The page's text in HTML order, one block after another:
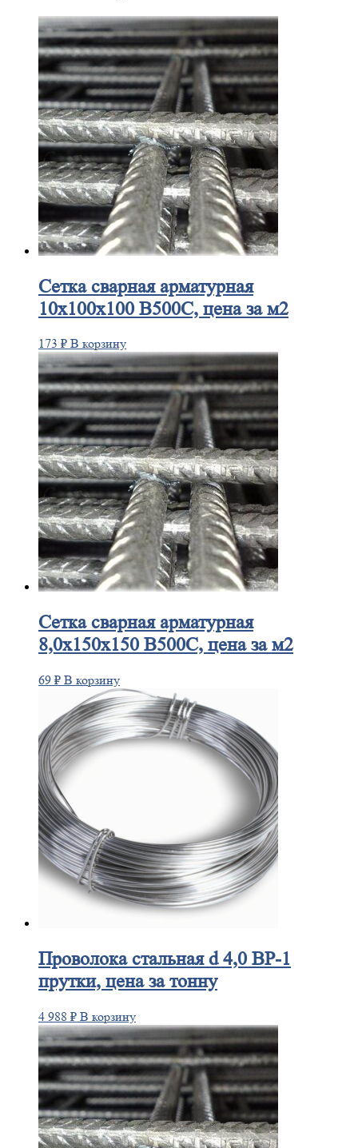
Сеткасварная арматурная
10х100х100 В500С, цена за м2
173 ₽ В корзину
Сеткасварная арматурная
8,0х150х150 В500С, цена за м2
69 ₽ В корзину
Проволокастальная d 4,0 ВР-1
прутки, цена за тонну
4 988 ₽ В корзину